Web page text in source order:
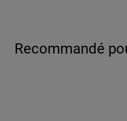
Recommandé